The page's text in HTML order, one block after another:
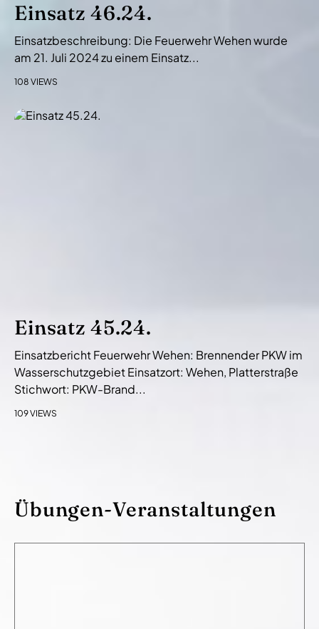
Einsatz 46.24.
Einsatzbeschreibung: Die Feuerwehr Wehen wurde
am 21. Juli 2024 zu einem Einsatz...
108 VIEWS
Einsatz 45.24.
Einsatzbericht Feuerwehr Wehen: Brennender PKW im
Wasserschutzgebiet Einsatzort: Wehen, Platterstraße
Stichwort: PKW-Brand...
109 VIEWS
Übungen-Veranstaltungen